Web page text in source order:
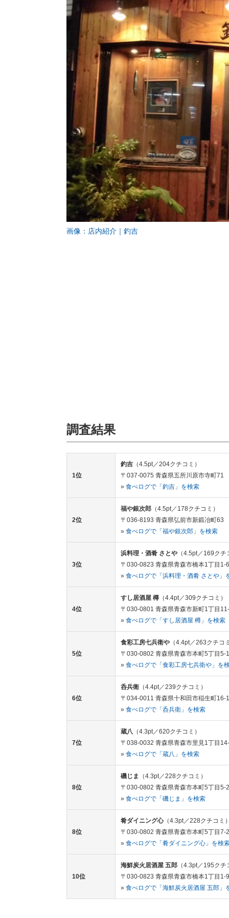
画像：店内紹介｜釣吉
調査結果
1位
釣吉 （4.5pt／204クチコミ）
〒037-0075 青森県五所川原市寺町71
» 食べログで「釣吉」を検索
2位
福や銀次郎 （4.5pt／178クチコミ）
〒036-8193 青森県弘前市新鍛冶町63
» 食べログで「福や銀次郎」を検索
3位
浜料理・酒肴 さとや （4.5pt／169クチ
〒030-0823 青森県青森市橋本1丁目1-6
» 食べログで「浜料理・酒肴 さとや」
4位
すし居酒屋 樽 （4.4pt／309クチコミ）
〒030-0801 青森県青森市新町1丁目
» 食べログで「すし居酒屋 樽」を検索
5位
食彩工房七兵衛や （4.4pt／263クチコ
〒030-0802 青森県青森市本町5丁目5-
» 食べログで「食彩工房七兵衛や」を
6位
呑兵衛 （4.4pt／239クチコミ）
〒034-0011 青森県十和田市稲生町16-
» 食べログで「呑兵衛」を検索
7位
蔵八 （4.3pt／620クチコミ）
〒038-0032 青森県青森市里見1丁目
» 食べログで「蔵八」を検索
8位
磯じま
（4.3pt／228クチコミ）
〒030-0802 青森県青森市本町5丁目5-2
» 食べログで「磯じま」を検索
8位
肴ダイニング心（4.3pt／228クチコミ
〒030-0802 青森県青森市本町5丁目7-
» 食べログで「肴ダイニング心」を検
10位
海鮮炭火居酒屋 五郎 （4.3pt／195クチ
〒030-0823 青森県青森市橋本1丁目1-9
» 食べログで「海鮮炭火居酒屋 五郎」